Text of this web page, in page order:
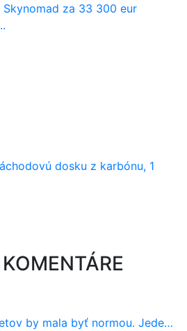
za 33 300 eur
dosku z karbónu, 1
normou. Jeden nový dnes stojí priemerne 1251 eur!